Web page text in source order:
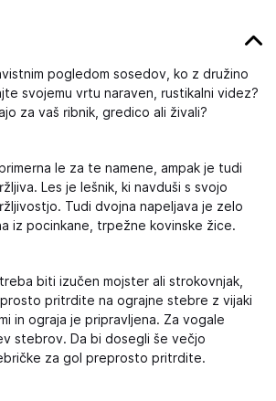
pogledom sosedov, ko z družino
svojemu vrtu naraven, rustikalni videz?
za vaš ribnik, gredico ali živali?
le za te namene, ampak je tudi
Les je lešnik, ki navduši s svojo
Tudi dvojna napeljava je zelo
iz pocinkane, trpežne kovinske žice.
biti izučen mojster ali strokovnjak,
pritrdite na ograjne stebre z vijaki
in ograja je pripravljena. Za vogale
stebrov. Da bi dosegli še večjo
za gol preprosto pritrdite.